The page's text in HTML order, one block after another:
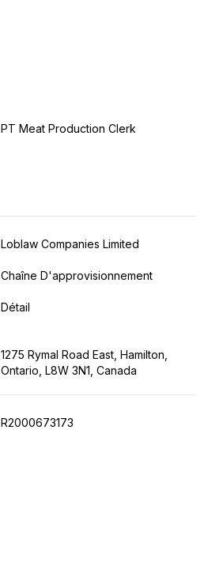
PT Meat Production Clerk
Loblaw Companies Limited
Chaîne D'approvisionnement
Détail
1275 Rymal Road East, Hamilton,
Ontario, L8W 3N1, Canada
R2000673173